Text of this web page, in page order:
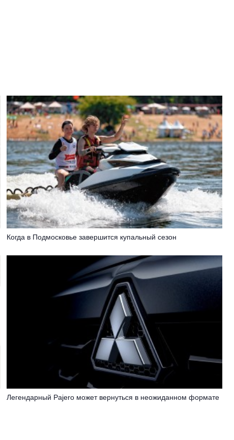
Когда в Подмосковье завершится купальный сезон
Легендарный Pajero может вернуться в неожиданном формате